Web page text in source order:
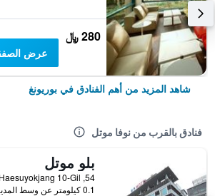
280 ﷼
عرض
شاهد المزيد من أهم الفنادق في بوريونغ
فنادق بالقرب من نوفا موتل
بلو موتل
0.1 كيلومتر عن وسط المدينة